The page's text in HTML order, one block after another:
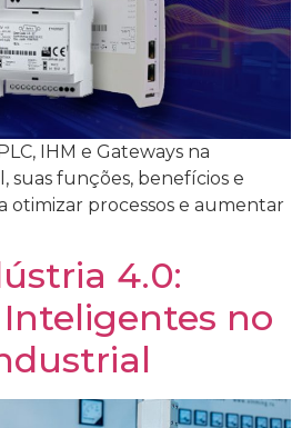
IHM e Gateways na
suas funções, benefícios e
otimizar processos e aumentar
4.0:
no